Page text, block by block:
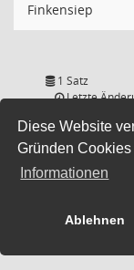
Diese Website
Gründen
Informationen
Ablehnen
Finkensiep
1 Satz
Letzte